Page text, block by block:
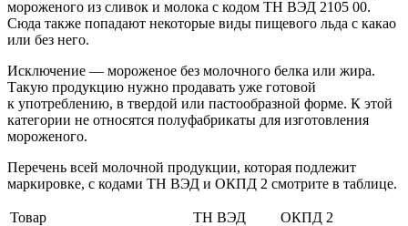
мороженого из сливок и молока с кодом ТН ВЭД 2105 00.
Сюда также попадают некоторые виды пищевого льда с какао
или без него.
Исключение — мороженое без молочного белка или жира.
Такую продукцию нужно продавать уже готовой
к употреблению, в твердой или пастообразной форме. К этой
категории не относятся полуфабрикаты для изготовления
мороженого.
Перечень всей молочной продукции, которая подлежит
маркировке, с кодами ТН ВЭД и ОКПД 2 смотрите в таблице.
Товар ТН ВЭД ОКПД 2